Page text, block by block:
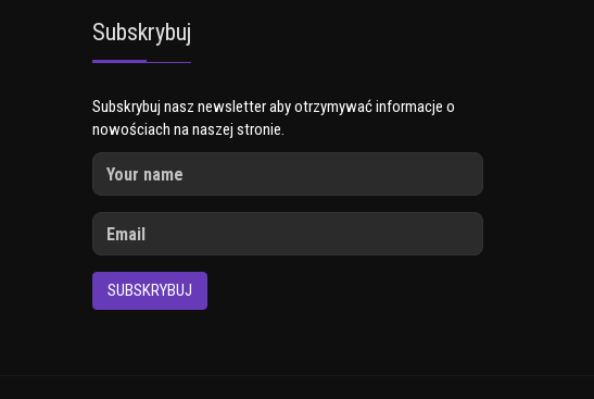
Subskrybuj
Subskrybuj nasz newsletter aby otrzymywać informacje o
nowościach na naszej stronie.
SUBSKRYBUJ